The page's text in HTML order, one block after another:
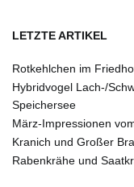
LETZTE ARTIKEL
Rotkehlchen im
Hybridvogel Lach-/
Speichersee
März-Impressionen
Kranich und Großer
Rabenkrähe und